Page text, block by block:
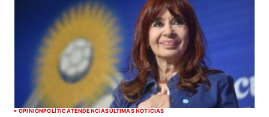
OPINIÓNPOLÍTICATENDENCIASÚLTIMAS NOTICIAS